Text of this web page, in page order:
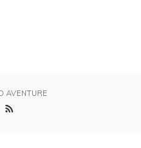
AVENTURE